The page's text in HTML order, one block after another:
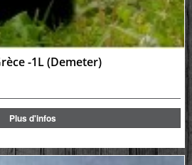
-1L (Demeter)
Plus d'infos